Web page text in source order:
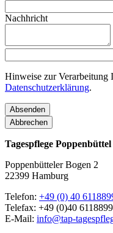
Nachhricht
Hinweise zur Verarbeitung
Datenschutzerklärung.
Absenden
Abbrechen
Tagespflege
Poppenbütteler Bogen 2
22399 Hamburg
Telefon: +49 (0) 40
Telefax: +49 (0)40
E-Mail: info@tap-